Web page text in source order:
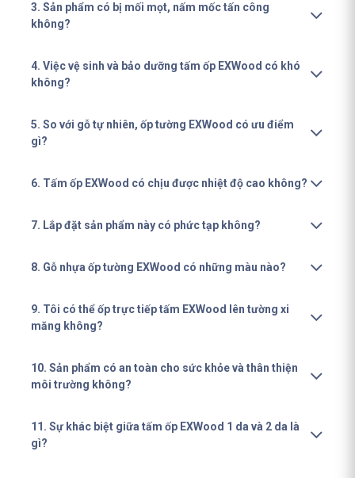
3. Sản phẩm có bị mối mọt, nấm mốc tấn công
không?
4. Việc vệ sinh và bảo dưỡng tấm ốp EXWood có khó
không?
5. So với gỗ tự nhiên, ốp tường EXWood có ưu điểm
gì?
6. Tấm ốp EXWood có chịu được nhiệt độ cao không?
7. Lắp đặt sản phẩm này có phức tạp không?
8. Gỗ nhựa ốp tường EXWood có những màu nào?
9. Tôi có thể ốp trực tiếp tấm EXWood lên tường xi
măng không?
10. Sản phẩm có an toàn cho sức khỏe và thân thiện
môi trường không?
11. Sự khác biệt giữa tấm ốp EXWood 1 da và 2 da là
gì?